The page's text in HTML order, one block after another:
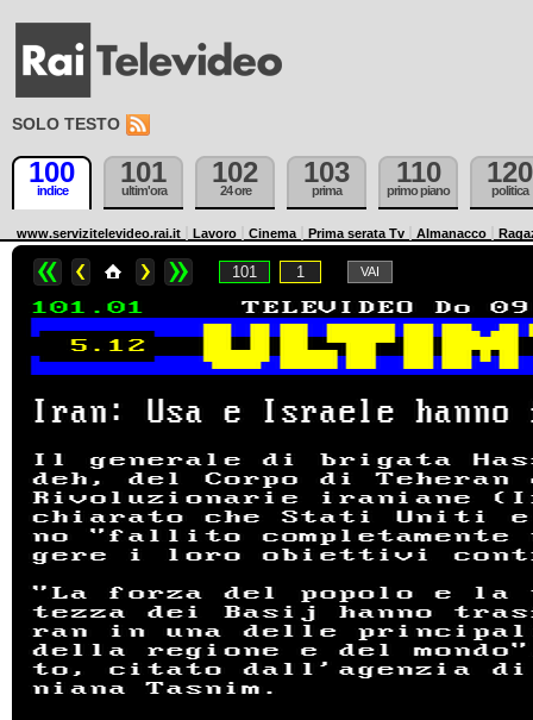
SOLO TESTO
100
indice
101
ultim'ora
102
24 ore
103
prima
110
primo piano
120
politica
www.servizitelevideo.rai.it Lavoro Cinema Prima serata Tv Almanacco